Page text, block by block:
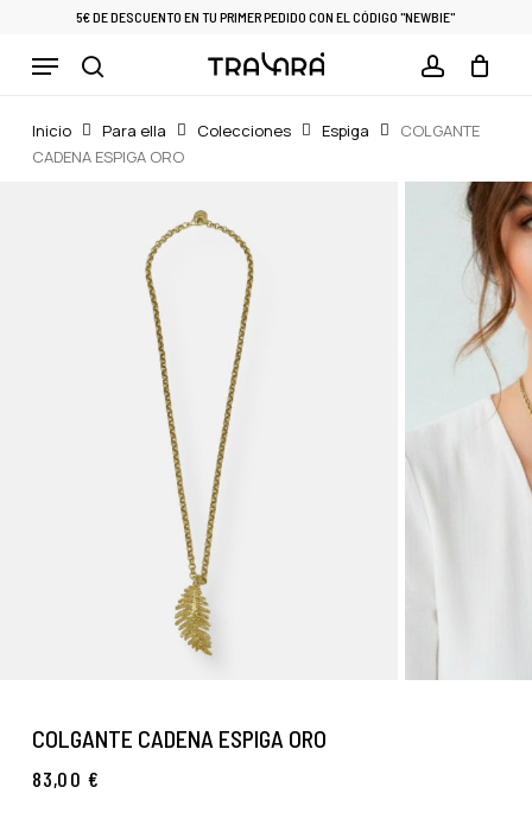
main
5€ DE DESCUENTO EN TU PRIMER PEDIDO CON EL CÓDIGO "NEWBIE"
Menu Cart CLOSE
CART
Inicio Para ella Colecciones Espiga
COLGANTE
CADENA ESPIGA ORO
COLGANTE CADENA ESPIGA ORO
83,00€